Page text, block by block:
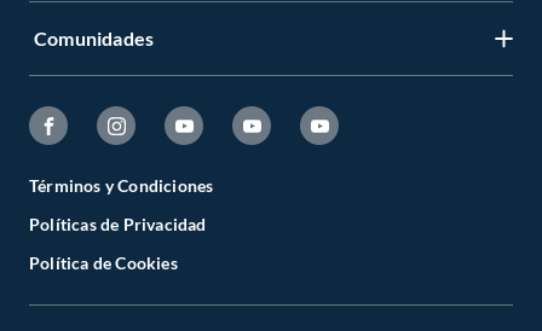
Comunidades
Términos y Condiciones
Políticas de Privacidad
Política de Cookies